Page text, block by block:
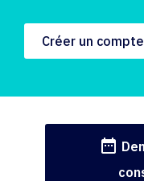
Créer un compte
date_range